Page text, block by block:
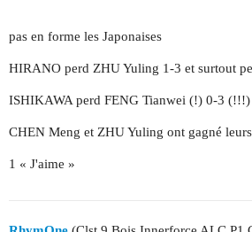
pas en forme les Japonaises
HIRANO perd ZHU Yuling 1-3 et surtout
ISHIKAWA perd FENG Tianwei (!) 0-3 (!!!)
CHEN Meng et ZHU Yuling ont gagné
1 « J'aime »